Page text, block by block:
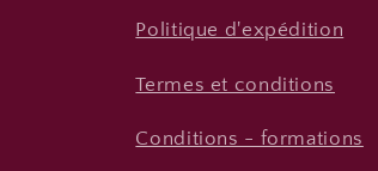
Politique d'expédition
Termes et conditions
Conditions - formations